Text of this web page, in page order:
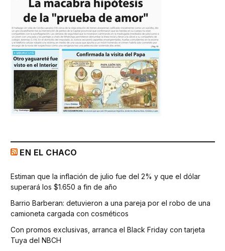
EN EL CHACO
Estiman que la inflación de julio fue del 2% y que el dólar
superará los $1.650 a fin de año
Barrio Barberan: detuvieron a una pareja por el robo de una
camioneta cargada con cosméticos
Con promos exclusivas, arranca el Black Friday con tarjeta
Tuya del NBCH